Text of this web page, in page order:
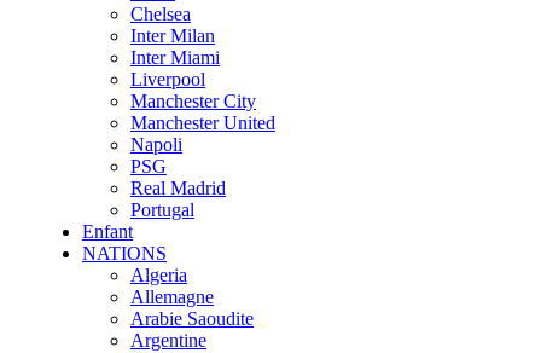
Chelsea
Inter Milan
Inter Miami
Liverpool
Manchester City
Manchester United
Napoli
PSG
Real Madrid
Portugal
Enfant
NATIONS
Algeria
Allemagne
Arabie Saoudite
Argentine